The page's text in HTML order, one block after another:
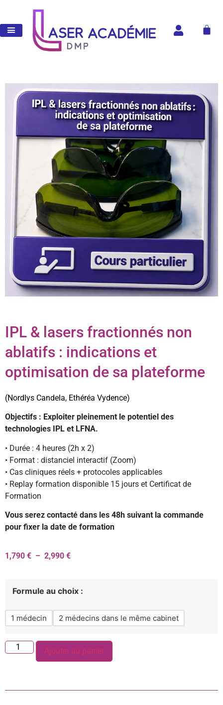
IPL & lasers fractionnés non
ablatifs : indications et
optimisation de sa plateforme
(Nordlys Candela, Ethéréa Vydence)
Objectifs : Exploiter pleinement le potentiel des
technologies IPL et LFNA.
• Durée : 4 heures (2h x 2)
• Format : distanciel interactif (Zoom)
• Cas cliniques réels + protocoles applicables
• Replay formation disponible 15 jours et Certificat de
Formation
Vous serez contacté dans les 48h suivant la commande
pour fixer la date de formation
1,790 € – 2,990 €
Formule au choix :
1 médecin 2 médecins dans le même cabinet
Ajouter au panier